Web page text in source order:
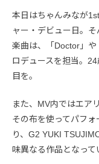
本日はちゃんみなが
ャー・デビュー日。
楽曲は、「Doctor」
ロデュースを担当。
目を。
また、MV内ではエア
その布を使ってパフ
り、G2 YUKI
味異なる作品となって